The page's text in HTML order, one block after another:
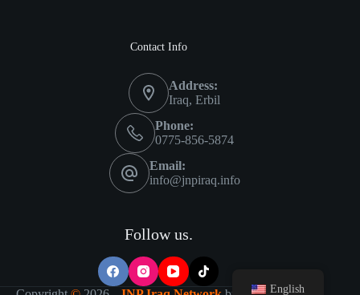
Contact Info
Address:
Iraq, Erbil
Phone:
0775-856-5874
Email:
info@jnpiraq.info
Follow us.
English